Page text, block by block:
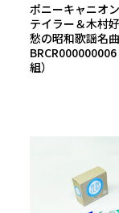
ポニーキャニオ
テイラー＆木村
愁の昭和歌謡名
組）